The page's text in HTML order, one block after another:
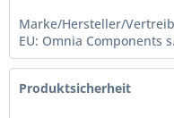
Marke/Hersteller/
EU: Omnia Components
Produktsicherheit